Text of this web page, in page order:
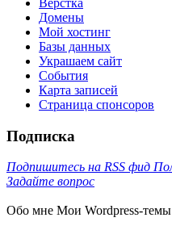
Верстка
Домены
Мой хостинг
Базы данных
Украшаем сайт
События
Карта записей
Cтраница спонсоров
Подписка
Подпишитесь на RSS фид
Задайте вопрос
Обо мне Мои Wordpress-темы